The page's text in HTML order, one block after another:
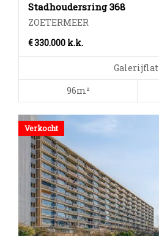
Stadhoudersring 368
ZOETERMEER
€ 330.000 k.k.
Galerijflat
96m²
Verkocht